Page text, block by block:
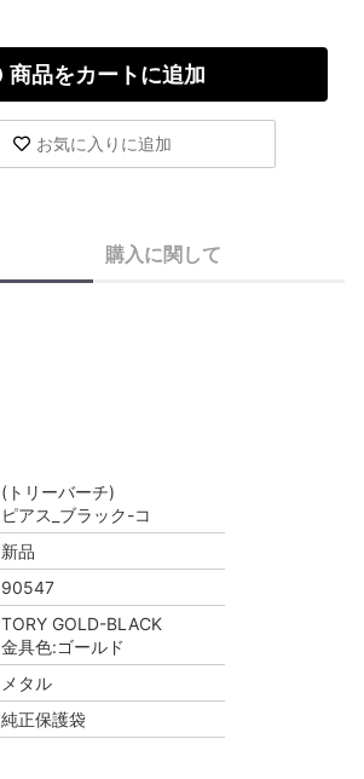
商品をカートに追加
お気に入りに追加
購入に関して
(トリーバーチ)
ピアス_ブラック-コ
新品
90547
TORY GOLD-BLACK
金具色:ゴールド
メタル
純正保護袋